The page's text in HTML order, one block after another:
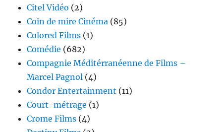
Citel Vidéo (2)
Coin de mire Cinéma (85)
Colored Films (1)
Comédie (682)
Compagnie Méditérranéenne de Films –
Marcel Pagnol (4)
Condor Entertainment (11)
Court-métrage (1)
Crome Films (4)